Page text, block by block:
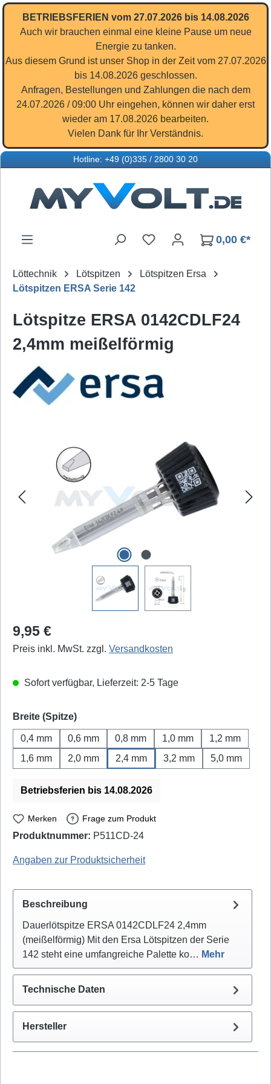
Zum Hauptinhalt springen
BETRIEBSFERIEN vom 27.07.2026 bis 14.08.2026
Auch wir brauchen einmal eine kleine Pause um neue
Energie zu tanken.
Aus diesem Grund ist unser Shop in der Zeit vom 27.07.2026
bis 14.08.2026 geschlossen.
Anfragen, Bestellungen und Zahlungen die nach dem
24.07.2026 / 09:00 Uhr eingehen, können wir daher erst
wieder am 17.08.2026 bearbeiten.
Vielen Dank für Ihr Verständnis.
Hotline: +49 (0)335 / 2800 30 20
Du hast 0 Produkte auf
0,00 €*
Löttechnik Lötspitzen
Lötspitzen Ersa
Lötspitzen ERSA Serie 142
Lötspitze ERSA 0142CDLF24
2,4mm meißelförmig
Regulärer Preis:
9,95 €
Preis inkl. MwSt. zzgl. Versandkosten
Sofort verfügbar, Lieferzeit: 2-5 Tage
Breite (Spitze)auswählen
0,4 mm 0,6 mm 0,8 mm 1,0 mm
1,2 mm
1,6 mm
2,0 mm 2,4 mm 3,2 mm 5,0 mm
Betriebsferien bis 14.08.2026
Merken Frage zum Produkt
Produktnummer: P511CD-24
Angaben zur Produktsicherheit
Beschreibung
Dauerlötspitze ERSA 0142CDLF24 2,4mm
(meißelförmig) Mit den Ersa Lötspitzen der Serie
142 steht eine umfangreiche Palette ko… Mehr
Technische Daten
Hersteller